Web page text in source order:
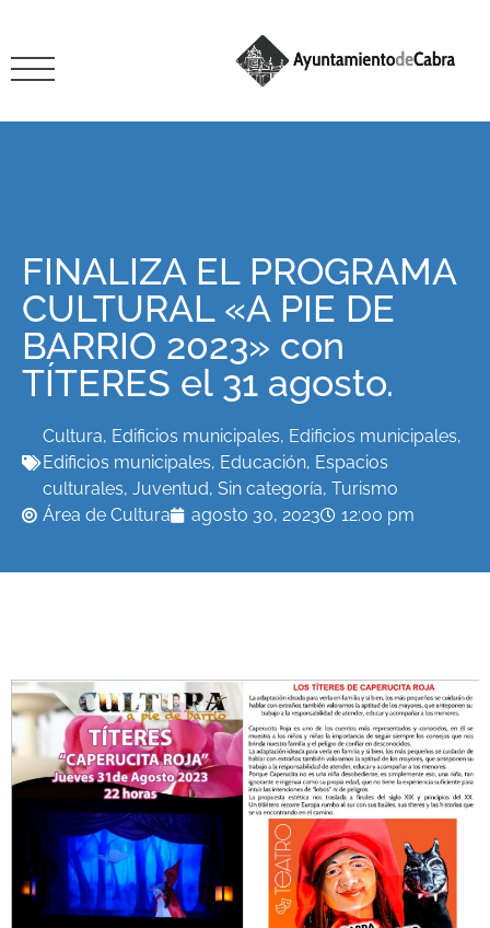
FINALIZA EL PROGRAMA
CULTURAL «A PIE DE
BARRIO 2023» con
TÍTERES el 31 agosto.
Cultura, Edificios municipales, Edificios municipales,
Edificios municipales, Educación, Espacios
culturales, Juventud, Sin categoría, Turismo
Área de Cultura
agosto 30, 2023 12:00 pm